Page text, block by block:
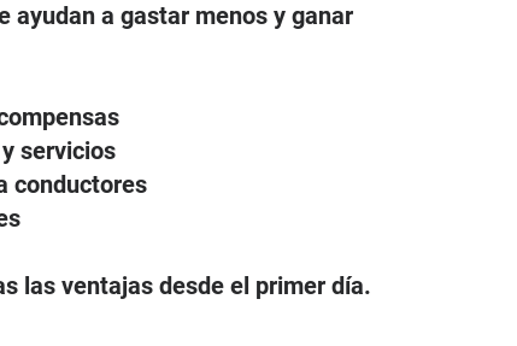
ayudan a gastar menos y ganar
servicios
conductores
las ventajas desde el primer día.